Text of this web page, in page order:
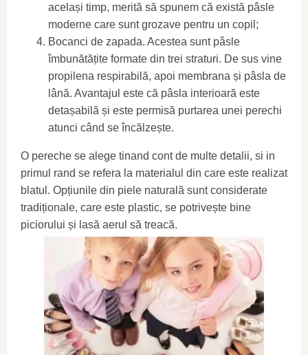
același timp, merită să spunem că există pâsle
moderne care sunt grozave pentru un copil;
Bocanci de zapada. Acestea sunt pâsle
îmbunătățite formate din trei straturi. De sus vine
propilena respirabilă, apoi membrana și pâsla de
lână. Avantajul este că pâsla interioară este
detașabilă și este permisă purtarea unei perechi
atunci când se încălzește.
O pereche se alege tinand cont de multe detalii, si in
primul rand se refera la materialul din care este realizat
blatul. Opțiunile din piele naturală sunt considerate
tradiționale, care este plastic, se potrivește bine
piciorului și lasă aerul să treacă.